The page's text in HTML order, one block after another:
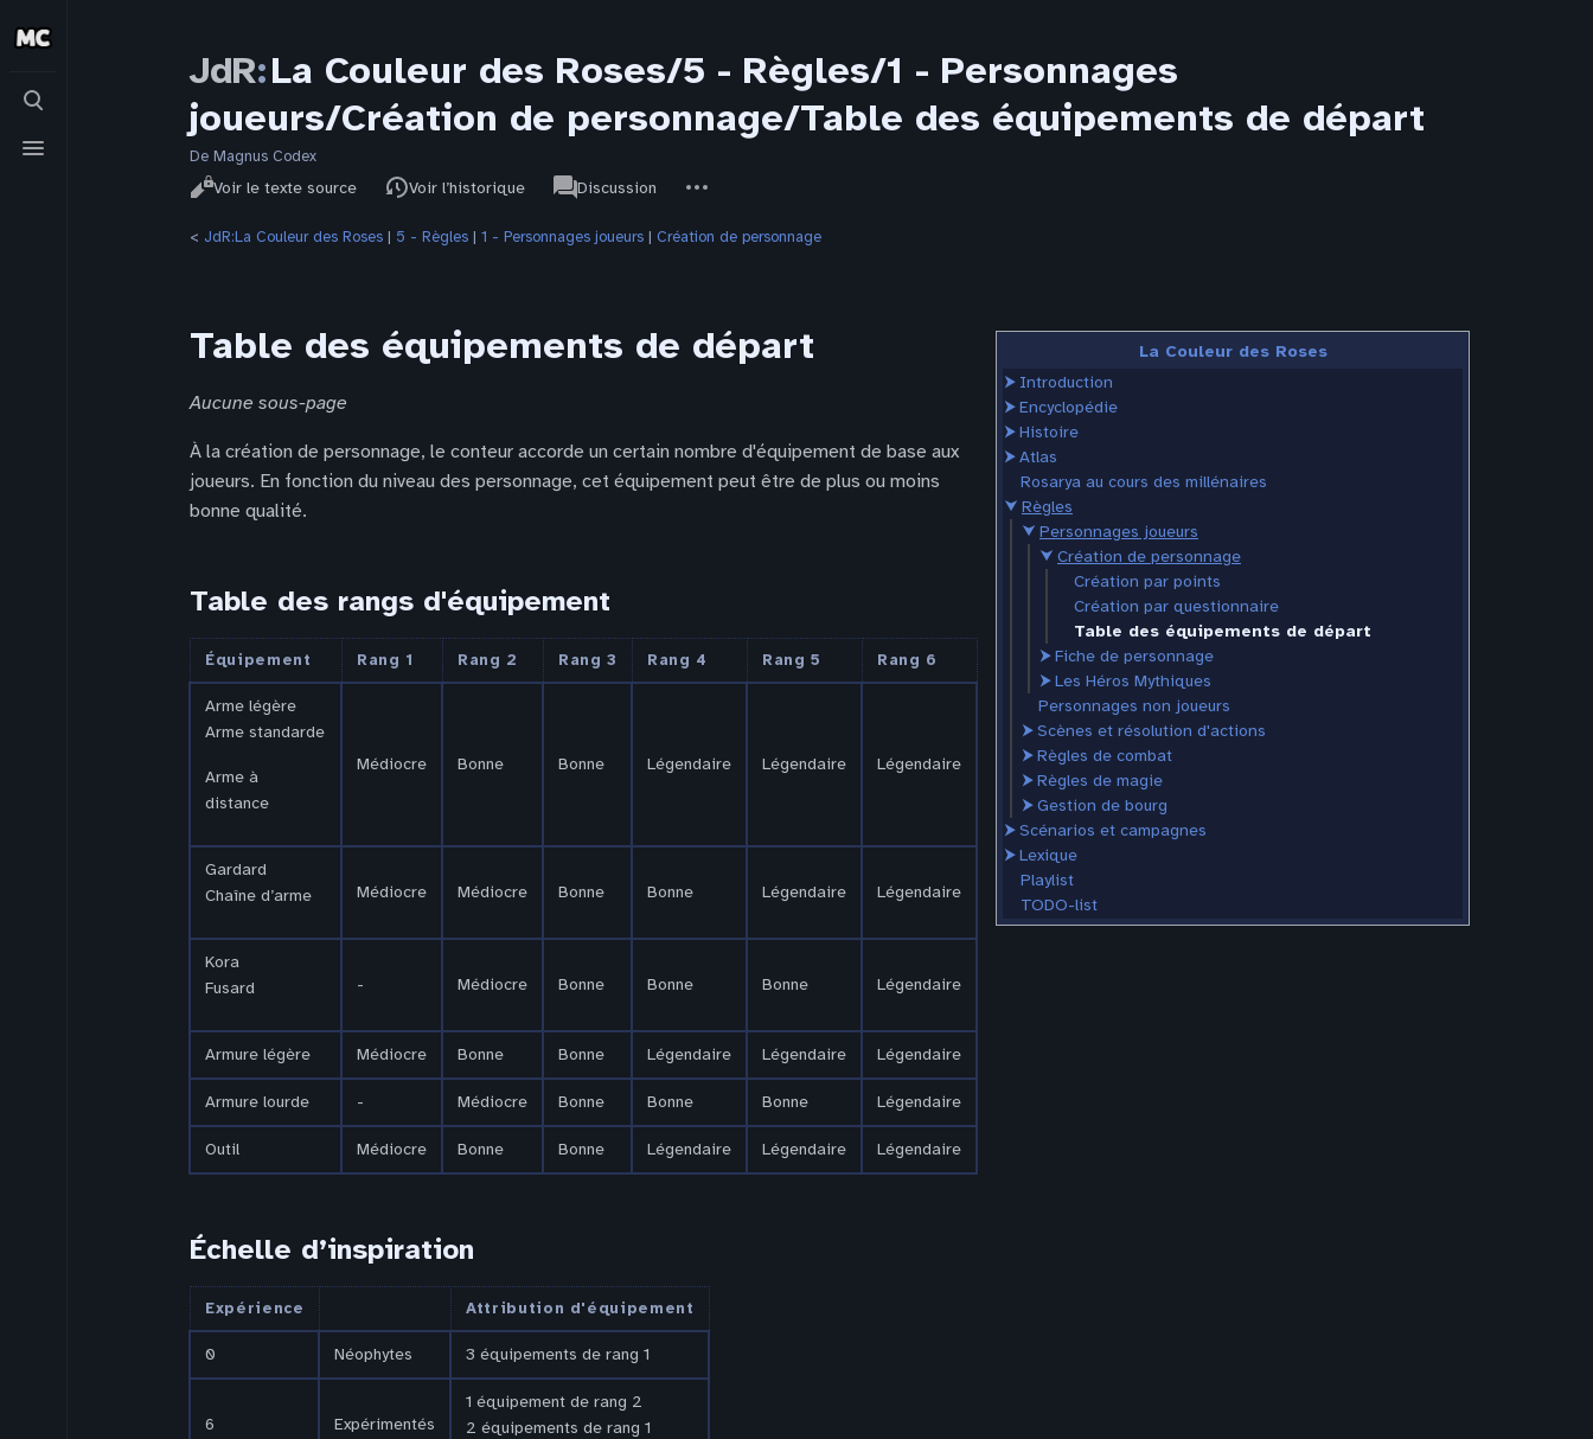
Basculer
recherche
Basculer
le
JdR:La Couleur des Roses/5 - Règles/1 - Personnages
joueurs/Création de personnage/Table des équipements de départ
De Magnus Codex
Affichages
LireVoir le texte source Voir l’historique
associated-
pages
JdRDiscussion
actions
< JdR:La Couleur des Roses ‎ | 5 - Règles ‎ | 1 - Personnages joueurs ‎ | Création de personnage
La Couleur des Roses
⮞ Introduction
⮞Encyclopédie
⮞Histoire
⮞Atlas
Rosarya au cours des millénaires
⮟ Règles
⮟ Personnages joueurs
⮟ Création de personnage
Création par points
Création par questionnaire
Table des équipements de départ
⮞Fiche de personnage
⮞Les Héros Mythiques
Personnages non joueurs
⮞Scènes et résolution d'actions
⮞Règles de combat
⮞Règles de magie
⮞Gestion de bourg
⮞Scénarios et campagnes
⮞Lexique
Playlist
TODO-list
Table des équipements de départ
Aucune sous-page
À la création de personnage, le conteur accorde un certain nombre d'équipement de base aux
joueurs. En fonction du niveau des personnage, cet équipement peut être de plus ou moins
bonne qualité.
Table des rangs d'équipement
Équipement Rang 1 Rang 2 Rang 3 Rang 4 Rang 5 Rang 6
Arme légère
Arme standarde
Arme à
distance
Médiocre Bonne Bonne Légendaire Légendaire Légendaire
Gardard
Chaîne d’arme
Médiocre Médiocre Bonne Bonne Légendaire Légendaire
Kora
Fusard
- Médiocre Bonne Bonne Bonne Légendaire
Armure légère Médiocre Bonne Bonne Légendaire Légendaire Légendaire
Armure lourde - Médiocre Bonne Bonne Bonne Légendaire
Outil Médiocre Bonne Bonne Légendaire Légendaire Légendaire
Échelle d’inspiration
Expérience Attribution d'équipement
0 Néophytes 3 équipements de rang 1
6 Expérimentés
1 équipement de rang 2
2 équipements de rang 1